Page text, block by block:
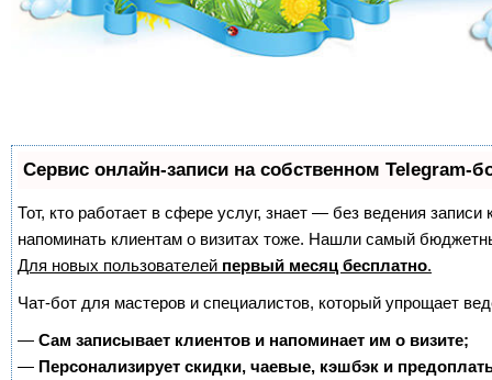
Сервис онлайн-записи на собственном Telegram-
Тот, кто работает в сфере услуг, знает — без ведения
напоминать клиентам о визитах тоже. Нашли самый
Для новых пользователей первый месяц бесплатно.
Чат-бот для мастеров и специалистов, который упрощает
— Сам записывает клиентов и напоминает им о визите;
— Персонализирует скидки, чаевые, кэшбэк и